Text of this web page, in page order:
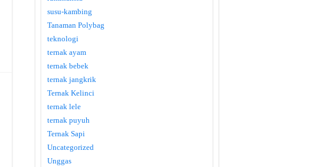
susu-kambing
Tanaman Polybag
teknologi
ternak ayam
ternak bebek
ternak jangkrik
Ternak Kelinci
ternak lele
ternak puyuh
Ternak Sapi
Uncategorized
Unggas